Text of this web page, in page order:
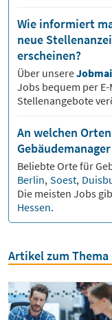
Wie informiert
neue
erscheinen?
Über unsere
Jobs bequem per
Stellenangebote
An welchen
Beliebte Orte für
Berlin, Soest,
Die meisten Jobs
Hessen.
Artikel zum Thema